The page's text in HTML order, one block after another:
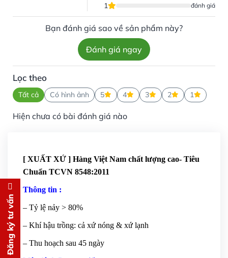
1 đánh giá
Bạn đánh giá sao về sản phẩm này?
Đánh giá ngay
Lọc theo
Tất cả Có hình ảnh 5 4 3 2 1
Hiện chưa có bài đánh giá nào
[ XUẤT XỨ ] Hàng Việt Nam chất lượng cao- Tiêu
Chuẩn TCVN 8548:2011
Thông tin :
– Tỷ lệ nảy > 80%
– Khí hậu trồng: cả xứ nóng & xứ lạnh
– Thu hoạch sau 45 ngày
Đăng ký tư vấn Đăng ký tư vấn
Chúng tôi sẽ gọi lại tư vấn
MIỄN
cho bạn ngay lập tức